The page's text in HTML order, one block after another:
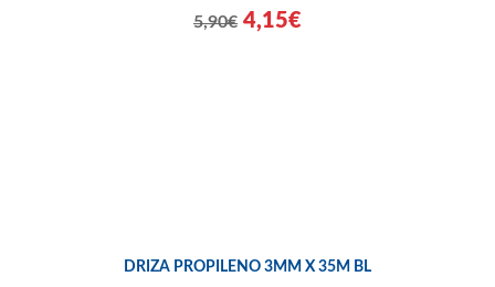
5,90€ 4,15€
DRIZA PROPILENO 3MM X 35M BL